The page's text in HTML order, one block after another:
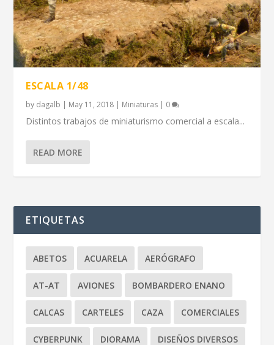
ESCALA 1/48
by dagalb | May 11, 2018 | Miniaturas | 0
Distintos trabajos de miniaturismo comercial a escala...
READ MORE
ETIQUETAS
ABETOS ACUARELA AERÓGRAFO
AT-AT AVIONES BOMBARDERO ENANO
CALCAS CARTELES CAZA COMERCIALES
CYBERPUNK DIORAMA DISEÑOS DIVERSOS